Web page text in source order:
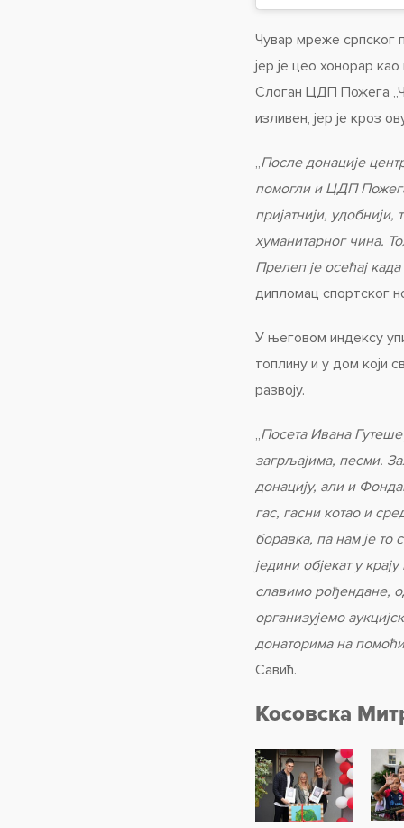
Чувар мреже српског
јер је цео хонорар
Слоган ЦДП Пожега
изливен, јер је кроз
„После донације
помогли и ЦДП
пријатнији,
хуманитарног чина.
Прелеп је осећај
дипломац спортског
У његовом индексу
топлину и у дом који
развоју.
„Посета Ивана
загрљајима, песми.
донацију, али и
гас, гасни котао и
боравка, па нам је то
једини објекат у
славимо рођендане,
организујемо
донаторима на помоћи
Савић.
Косовска